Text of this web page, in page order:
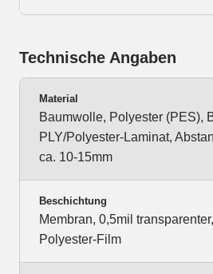
Technische Angaben
Material
Baumwolle, Polyester (PES),
PLY/Polyester-Laminat,
ca. 10-15mm
Beschichtung
Membran, 0,5mil
Polyester-Film